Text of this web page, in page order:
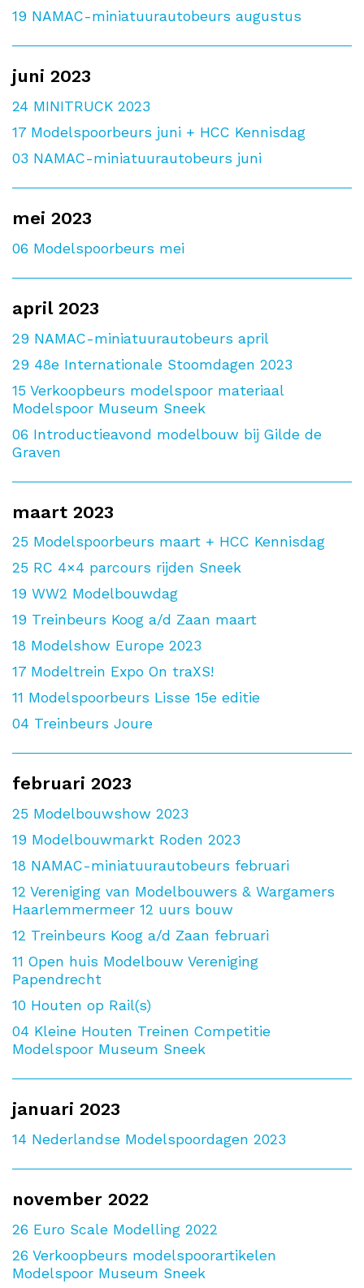
19 NAMAC-miniatuurautobeurs augustus
juni 2023
24 MINITRUCK 2023
17 Modelspoorbeurs juni + HCC Kennisdag
03 NAMAC-miniatuurautobeurs juni
mei 2023
06 Modelspoorbeurs mei
april 2023
29 NAMAC-miniatuurautobeurs april
29 48e Internationale Stoomdagen 2023
15 Verkoopbeurs modelspoor materiaal
Modelspoor Museum Sneek
06 Introductieavond modelbouw bij Gilde de
Graven
maart 2023
25 Modelspoorbeurs maart + HCC Kennisdag
25 RC 4×4 parcours rijden Sneek
19 WW2 Modelbouwdag
19 Treinbeurs Koog a/d Zaan maart
18 Modelshow Europe 2023
17 Modeltrein Expo On traXS!
11 Modelspoorbeurs Lisse 15e editie
04 Treinbeurs Joure
februari 2023
25 Modelbouwshow 2023
19 Modelbouwmarkt Roden 2023
18 NAMAC-miniatuurautobeurs februari
12 Vereniging van Modelbouwers & Wargamers
Haarlemmermeer 12 uurs bouw
12 Treinbeurs Koog a/d Zaan februari
11 Open huis Modelbouw Vereniging
Papendrecht
10 Houten op Rail(s)
04 Kleine Houten Treinen Competitie
Modelspoor Museum Sneek
januari 2023
14 Nederlandse Modelspoordagen 2023
november 2022
26 Euro Scale Modelling 2022
26 Verkoopbeurs modelspoorartikelen
Modelspoor Museum Sneek